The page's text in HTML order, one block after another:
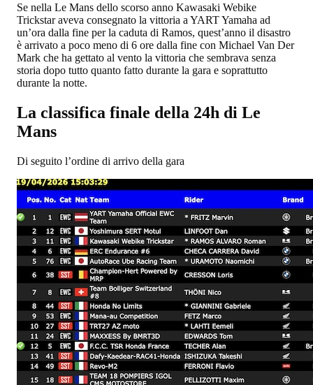
Se nella Le Mans dello scorso anno Kawasaki Webike
Trickstar aveva consegnato la vittoria a YART Yamaha ad
un’ora dalla fine per la caduta di Ramos, quest’anno il disastro
è arrivato a poco meno di 6 ore dalla fine con Michael Van Der
Mark che ha gettato al vento la vittoria che sembrava senza
storia dopo tutto quanto fatto durante la gara e soprattutto
durante la notte.
La classifica finale della 24h di Le
Mans
Di seguito l’ordine di arrivo della gara